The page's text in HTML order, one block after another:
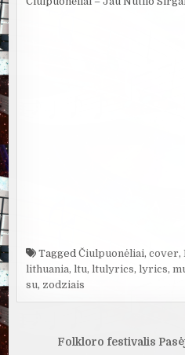
TaggedČiulpuonėliai,cover,
lithuania,ltu,ltulyrics,lyrics,
su, zodziais
Navigacija
Folkloro festivalis